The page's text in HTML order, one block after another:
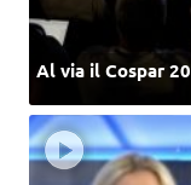
Al via il Cospar